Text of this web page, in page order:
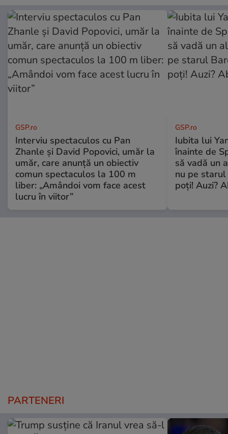
GSP.ro
Interviu spectaculos cu Pan
Zhanle și David Popovici, umăr la
umăr, care anunță un obiectiv
comun spectaculos la 100 m
liber: „Amândoi vom face acest
lucru în viitor”
GSP.ro
Iubita lui
înainte de
să vadă un
nu pe starul
poți! Auzi?
PARTENERI